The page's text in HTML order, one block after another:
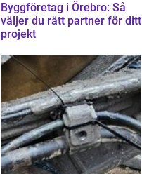
Byggföretag i Örebro: Så
väljer du rätt partner för ditt
projekt